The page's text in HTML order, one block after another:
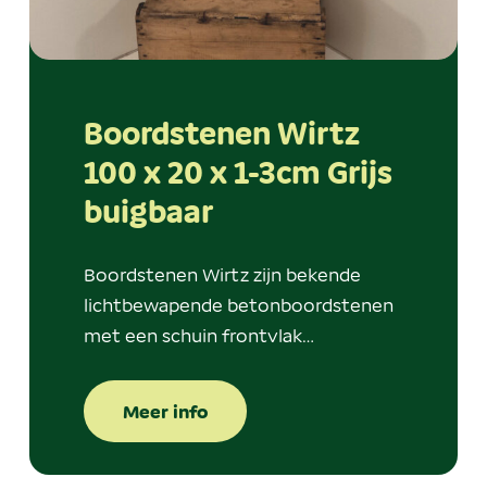
Boordstenen Wirtz
100 x 20 x 1-3cm Grijs
buigbaar
Boordstenen Wirtz zijn bekende
lichtbewapende betonboordstenen
met een schuin frontvlak…
Meer info